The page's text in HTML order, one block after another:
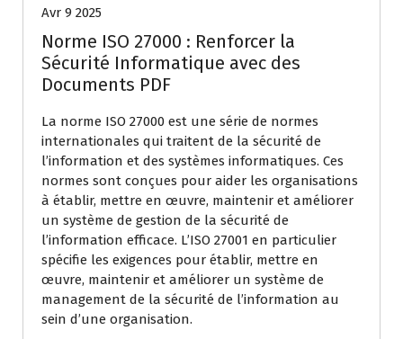
Avr 9 2025
Norme ISO 27000 : Renforcer la
Sécurité Informatique avec des
Documents PDF
La norme ISO 27000 est une série de normes
internationales qui traitent de la sécurité de
l’information et des systèmes informatiques. Ces
normes sont conçues pour aider les organisations
à établir, mettre en œuvre, maintenir et améliorer
un système de gestion de la sécurité de
l’information efficace. L’ISO 27001 en particulier
spécifie les exigences pour établir, mettre en
œuvre, maintenir et améliorer un système de
management de la sécurité de l’information au
sein d’une organisation.